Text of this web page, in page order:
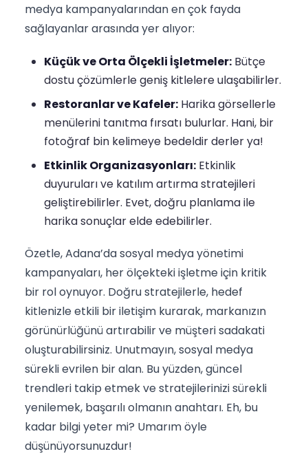
medya kampanyalarından en çok fayda
sağlayanlar arasında yer alıyor:
Küçük ve Orta Ölçekli İşletmeler: Bütçe
dostu çözümlerle geniş kitlelere ulaşabilirler.
Restoranlar ve Kafeler: Harika görsellerle
menülerini tanıtma fırsatı bulurlar. Hani, bir
fotoğraf bin kelimeye bedeldir derler ya!
Etkinlik Organizasyonları: Etkinlik
duyuruları ve katılım artırma stratejileri
geliştirebilirler. Evet, doğru planlama ile
harika sonuçlar elde edebilirler.
Özetle, Adana’da sosyal medya yönetimi
kampanyaları, her ölçekteki işletme için kritik
bir rol oynuyor. Doğru stratejilerle, hedef
kitlenizle etkili bir iletişim kurarak, markanızın
görünürlüğünü artırabilir ve müşteri sadakati
oluşturabilirsiniz. Unutmayın, sosyal medya
sürekli evrilen bir alan. Bu yüzden, güncel
trendleri takip etmek ve stratejilerinizi sürekli
yenilemek, başarılı olmanın anahtarı. Eh, bu
kadar bilgi yeter mi? Umarım öyle
düşünüyorsunuzdur!